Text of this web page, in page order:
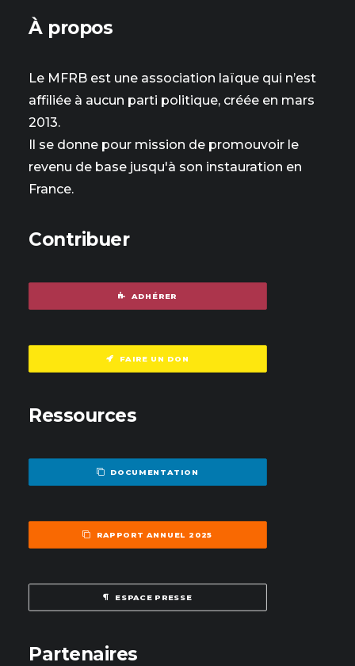
À propos
Le MFRB est une association laïque qui n’est
affiliée à aucun parti politique, créée en mars
2013.
Il se donne pour mission de promouvoir le
revenu de base jusqu'à son instauration en
France.
Contribuer
ADHÉRER
FAIRE UN DON
Ressources
DOCUMENTATION
RAPPORT ANNUEL 2025
ESPACE PRESSE
Partenaires